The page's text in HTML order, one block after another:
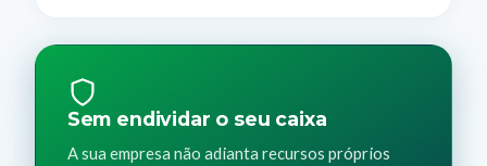
Sem endividar o seu caixa
A sua empresa não adianta recursos próprios